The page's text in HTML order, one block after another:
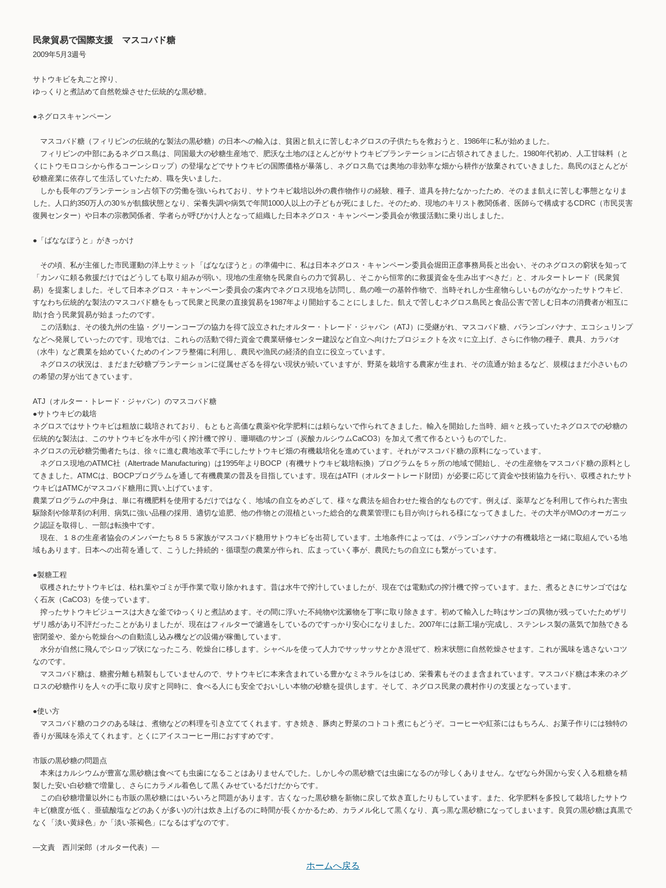
民衆貿易で国際支援 マスコバド糖
2009年5月3週号
サトウキビを丸ごと搾り、
ゆっくりと煮詰めて自然乾燥させた伝統的な黒砂糖。
●ネグロスキャンペーン
マスコバド糖（フィリピンの伝統的な製法の黒砂糖）の日本への輸入は、貧困と飢えに苦しむネグロスの子供たちを救おうと、1986年に私が始めました。
フィリピンの中部にあるネグロス島は、同国最大の砂糖生産地で、肥沃な土地のほとんどがサトウキビプランテーションに占領されてきました。1980年代初め、人工甘味料（と
くにトウモロコシから作るコーンシロップ）の登場などでサトウキビの国際価格が暴落し、ネグロス島では奥地の非効率な畑から耕作が放棄されていきました。島民のほとんどが
砂糖産業に依存して生活していたため、職を失いました。
しかも長年のプランテーション占領下の労働を強いられており、サトウキビ栽培以外の農作物作りの経験、種子、道具を持たなかったため、そのまま飢えに苦しむ事態となりま
した。人口約350万人の30％が飢餓状態となり、栄養失調や病気で年間1000人以上の子どもが死にました。そのため、現地のキリスト教関係者、医師らで構成するCDRC（市民災害
復興センター）や日本の宗教関係者、学者らが呼びかけ人となって組織した日本ネグロス・キャンペーン委員会が救援活動に乗り出しました。
●「ばななぼうと」がきっかけ
その頃、私が主催した市民運動の洋上サミット「ばななぼうと」の準備中に、私は日本ネグロス・キャンペーン委員会堀田正彦事務局長と出会い、そのネグロスの窮状を知って
「カンパに頼る救援だけではどうしても取り組みが弱い。現地の生産物を民衆自らの力で貿易し、そこから恒常的に救援資金を生み出すべきだ」と、オルタートレード（民衆貿
易）を提案しました。そして日本ネグロス・キャンペーン委員会の案内でネグロス現地を訪問し、島の唯一の基幹作物で、当時それしか生産物らしいものがなかったサトウキビ、
すなわち伝統的な製法のマスコバド糖をもって民衆と民衆の直接貿易を1987年より開始することにしました。飢えで苦しむネグロス島民と食品公害で苦しむ日本の消費者が相互に
助け合う民衆貿易が始まったのです。
この活動は、その後九州の生協・グリーンコープの協力を得て設立されたオルター・トレード・ジャパン（ATJ）に受継がれ、マスコバド糖、バランゴンバナナ、エコシュリンプ
などへ発展していったのです。現地では、これらの活動で得た資金で農業研修センター建設など自立へ向けたプロジェクトを次々に立上げ、さらに作物の種子、農具、カラバオ
（水牛）など農業を始めていくためのインフラ整備に利用し、農民や漁民の経済的自立に役立っています。
ネグロスの状況は、まだまだ砂糖プランテーションに従属せざるを得ない現状が続いていますが、野菜を栽培する農家が生まれ、その流通が始まるなど、規模はまだ小さいもの
の希望の芽が出てきています。
ATJ（オルター・トレード・ジャパン）のマスコバド糖
●サトウキビの栽培
ネグロスではサトウキビは粗放に栽培されており、もともと高価な農薬や化学肥料には頼らないで作られてきました。輸入を開始した当時、細々と残っていたネグロスでの砂糖の
伝統的な製法は、このサトウキビを水牛が引く搾汁機で搾り、珊瑚礁のサンゴ（炭酸カルシウムCaCO3）を加えて煮て作るというものでした。
ネグロスの元砂糖労働者たちは、徐々に進む農地改革で手にしたサトウキビ畑の有機栽培化を進めています。それがマスコバド糖の原料になっています。
ネグロス現地のATMC社（Altertrade Manufacturing）は1995年よりBOCP（有機サトウキビ栽培転換）プログラムを５ヶ所の地域で開始し、その生産物をマスコバド糖の原料とし
てきました。ATMCは、BOCPプログラムを通して有機農業の普及を目指しています。現在はATFI（オルタートレード財団）が必要に応じて資金や技術協力を行い、収穫されたサト
ウキビはATMCがマスコバド糖用に買い上げています。
農業プログラムの中身は、単に有機肥料を使用するだけではなく、地域の自立をめざして、様々な農法を組合わせた複合的なものです。例えば、薬草などを利用して作られた害虫
駆除剤や除草剤の利用、病気に強い品種の採用、適切な追肥、他の作物との混植といった総合的な農業管理にも目が向けられる様になってきました。その大半がIMOのオーガニッ
ク認証を取得し、一部は転換中です。
現在、１８の生産者協会のメンバーたち８５５家族がマスコバド糖用サトウキビを出荷しています。土地条件によっては、バランゴンバナナの有機栽培と一緒に取組んでいる地
域もあります。日本への出荷を通して、こうした持続的・循環型の農業が作られ、広まっていく事が、農民たちの自立にも繋がっています。
●製糖工程
収穫されたサトウキビは、枯れ葉やゴミが手作業で取り除かれます。昔は水牛で搾汁していましたが、現在では電動式の搾汁機で搾っています。また、煮るときにサンゴではな
く石灰（CaCO3）を使っています。
搾ったサトウキビジュースは大きな釜でゆっくりと煮詰めます。その間に浮いた不純物や沈澱物を丁寧に取り除きます。初めて輸入した時はサンゴの異物が残っていたためザリ
ザリ感があり不評だったことがありましたが、現在はフィルターで濾過をしているのですっかり安心になりました。2007年には新工場が完成し、ステンレス製の蒸気で加熱できる
密閉釜や、釜から乾燥台への自動流し込み機などの設備が稼働しています。
水分が自然に飛んでシロップ状になったころ、乾燥台に移します。シャベルを使って人力でサッサッサとかき混ぜて、粉末状態に自然乾燥させます。これが風味を逃さないコツ
なのです。
マスコバド糖は、糖蜜分離も精製もしていませんので、サトウキビに本来含まれている豊かなミネラルをはじめ、栄養素もそのまま含まれています。マスコバド糖は本来のネグ
ロスの砂糖作りを人々の手に取り戻すと同時に、食べる人にも安全でおいしい本物の砂糖を提供します。そして、ネグロス民衆の農村作りの支援となっています。
●使い方
マスコバド糖のコクのある味は、煮物などの料理を引き立ててくれます。すき焼き、豚肉と野菜のコトコト煮にもどうぞ。コーヒーや紅茶にはもちろん、お菓子作りには独特の
香りが風味を添えてくれます。とくにアイスコーヒー用におすすめです。
市販の黒砂糖の問題点
本来はカルシウムが豊富な黒砂糖は食べても虫歯になることはありませんでした。しかし今の黒砂糖では虫歯になるのが珍しくありません。なぜなら外国から安く入る粗糖を精
製した安い白砂糖で増量し、さらにカラメル着色して黒くみせているだけだからです。
この白砂糖増量以外にも市販の黒砂糖にはいろいろと問題があります。古くなった黒砂糖を新物に戻して炊き直したりもしています。また、化学肥料を多投して栽培したサトウ
キビ(糖度が低く、亜硫酸塩などのあくが多い)の汁は炊き上げるのに時間が長くかかるため、カラメル化して黒くなり、真っ黒な黒砂糖になってしまいます。良質の黒砂糖は真黒で
なく「淡い黄緑色」か「淡い茶褐色」になるはずなのです。
―文責 西川栄郎（オルター代表）―
ホームへ戻る